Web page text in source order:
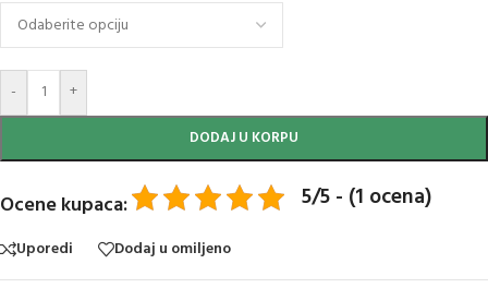
- +
DODAJ U KORPU
Ocene kupaca: 5/5 - (1 ocena)
Uporedi Dodaj u omiljeno